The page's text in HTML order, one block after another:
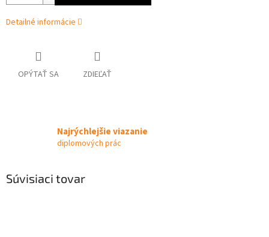
Detailné informácie
OPÝTAŤ SA ZDIEĽAŤ
Najrýchlejšie viazanie
diplomových prác
Súvisiaci tovar